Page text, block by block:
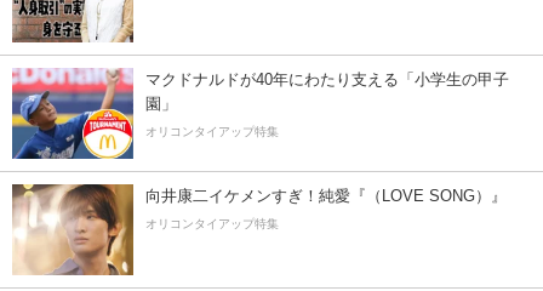
マクドナルドが40年にわたり支える「小学生の甲子
園」
オリコンタイアップ特集
向井康二イケメンすぎ！純愛『（LOVE SONG）』
オリコンタイアップ特集